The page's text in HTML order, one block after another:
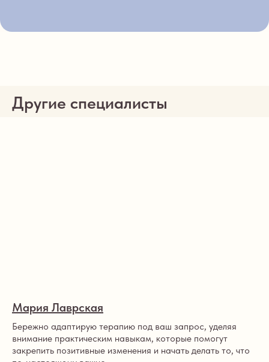
Другие специалисты
Мария Лаврская
Бережно адаптирую терапию под ваш запрос, уделяя
внимание практическим навыкам, которые помогут
закрепить позитивные изменения и начать делать то, что